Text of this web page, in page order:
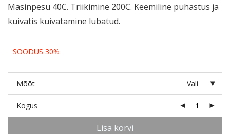
Masinpesu 40C. Triikimine 200C. Keemiline puhastus ja
kuivatis kuivatamine lubatud.
SOODUS 30%
Mõõt Vali
Kogus
Lisa korvi